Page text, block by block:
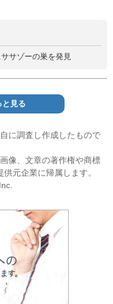
サゾーの巣を発見
と見る
に調査し作成したもので
像、文章の著作権や商標
元企業に帰属します。